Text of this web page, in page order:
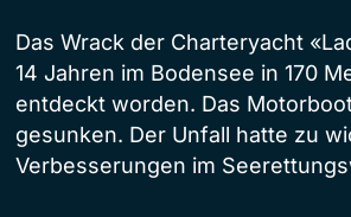
Das Wrack der Charteryacht
14 Jahren im Bodensee in 170
entdeckt worden. Das Motorboot
gesunken. Der Unfall hatte zu
Verbesserungen im